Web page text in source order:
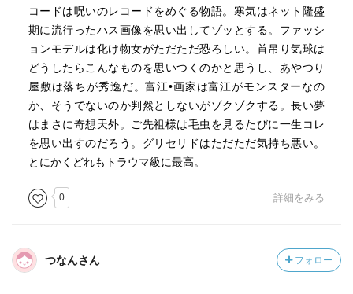
コードは呪いのレコードをめぐる物語。寒気はネット隆盛
期に流行ったハス画像を思い出してゾッとする。ファッシ
ョンモデルは化け物女がただただ恐ろしい。首吊り気球は
どうしたらこんなものを思いつくのかと思うし、あやつり
屋敷は落ちが秀逸だ。富江•画家は富江がモンスターなの
か、そうでないのか判然としないがゾクゾクする。長い夢
はまさに奇想天外。ご先祖様は毛虫を見るたびに一生コレ
を思い出すのだろう。グリセリドはただただ気持ち悪い。
とにかくどれもトラウマ級に最高。
0 詳細をみる
つなんさん フォロー